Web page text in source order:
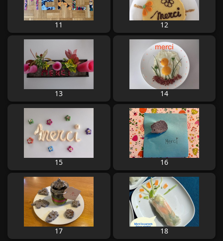
11 12
13 14
15 16
17 18